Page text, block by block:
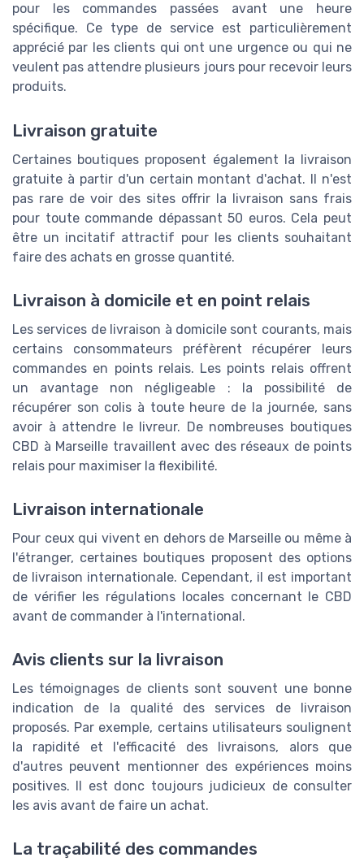
pour les commandes passées avant une heure
spécifique. Ce type de service est particulièrement
apprécié par les clients qui ont une urgence ou qui ne
veulent pas attendre plusieurs jours pour recevoir leurs
produits.
Livraison gratuite
Certaines boutiques proposent également la livraison
gratuite à partir d'un certain montant d'achat. Il n'est
pas rare de voir des sites offrir la livraison sans frais
pour toute commande dépassant 50 euros. Cela peut
être un incitatif attractif pour les clients souhaitant
faire des achats en grosse quantité.
Livraison à domicile et en point relais
Les services de livraison à domicile sont courants, mais
certains consommateurs préfèrent récupérer leurs
commandes en points relais. Les points relais offrent
un avantage non négligeable : la possibilité de
récupérer son colis à toute heure de la journée, sans
avoir à attendre le livreur. De nombreuses boutiques
CBD à Marseille travaillent avec des réseaux de points
relais pour maximiser la flexibilité.
Livraison internationale
Pour ceux qui vivent en dehors de Marseille ou même à
l'étranger, certaines boutiques proposent des options
de livraison internationale. Cependant, il est important
de vérifier les régulations locales concernant le CBD
avant de commander à l'international.
Avis clients sur la livraison
Les témoignages de clients sont souvent une bonne
indication de la qualité des services de livraison
proposés. Par exemple, certains utilisateurs soulignent
la rapidité et l'efficacité des livraisons, alors que
d'autres peuvent mentionner des expériences moins
positives. Il est donc toujours judicieux de consulter
les avis avant de faire un achat.
La traçabilité des commandes